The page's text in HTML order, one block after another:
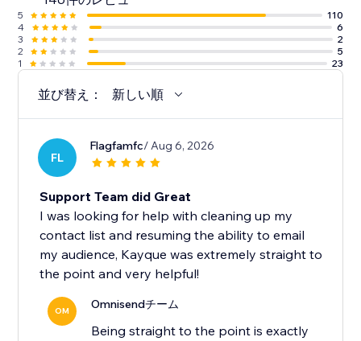
✓ 連絡先250件にリーチ
✓ 毎月500通のメール
✓ 1回限り$1の SMS クレジット（最大60件のSMS）
5
110
4
6
3
2
2
5
1
23
並び替え： 新しい順
FL
Flagfamfc/ Aug 6, 2026
Support Team did Great
I was looking for help with cleaning up my
contact list and resuming the ability to email
my audience, Kayque was extremely straight to
the point and very helpful!
OM Omnisendチーム
Being straight to the point is exactly